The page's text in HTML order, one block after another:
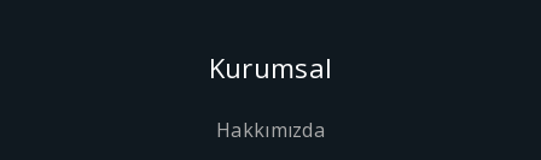
Kurumsal
Hakkımızda